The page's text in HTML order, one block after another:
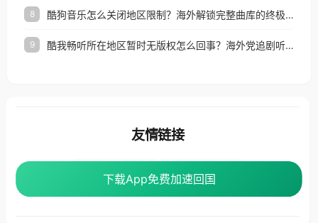
8 酷狗音乐怎么关闭地区限制？海外解锁完整曲库的终极指南
9 酷我畅听所在地区暂时无版权怎么回事？海外党追剧听歌的破局指南
下载App免费加速回国
下载App免费加速回国
友情链接